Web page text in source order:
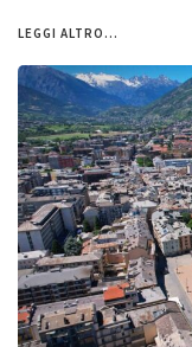
LEGGI ALTRO...